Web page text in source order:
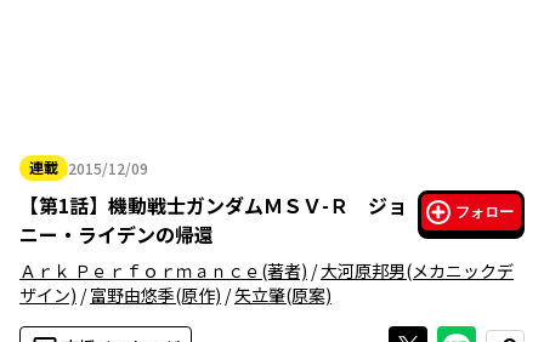
連載 2015/12/09
2015年12月09日
【第1話】 機動戦士ガンダムＭＳＶ-Ｒ ジョ
ニー・ライデンの帰還
フォロー
Ａｒｋ Ｐｅｒｆｏｒｍａｎｃｅ (著者) /大河原邦男(メカニックデ
ザイン) /富野由悠季(原作) /矢立肇(原案)